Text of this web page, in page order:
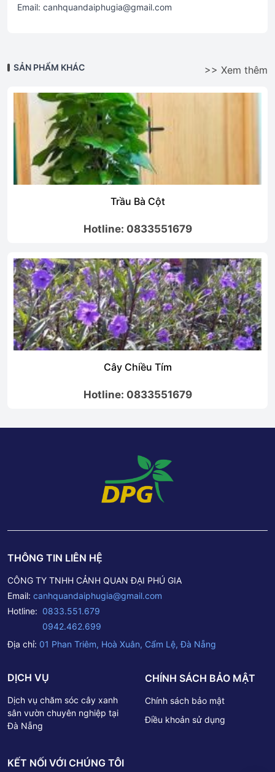
Email: canhquandaiphugia@gmail.com
SẢN PHẨM KHÁC >> Xem thêm
Trầu Bà Cột
Hotline: 0833551679
Cây Chiều Tím
Hotline: 0833551679
THÔNG TIN LIÊN HỆ
CÔNG TY TNHH CẢNH QUAN ĐẠI PHÚ GIA
Email: canhquandaiphugia@gmail.com
Hotline: 0833.551.679
0942.462.699
Địa chỉ: 01 Phan Triêm, Hoà Xuân, Cẩm Lệ, Đà Nẵng
DỊCH VỤ
Dịch vụ chăm sóc cây xanh
sân vườn chuyên nghiệp tại
Đà Nẵng
CHÍNH SÁCH BẢO MẬT
Chính sách bảo mật
Điều khoản sử dụng
KẾT NỐI VỚI CHÚNG TÔI